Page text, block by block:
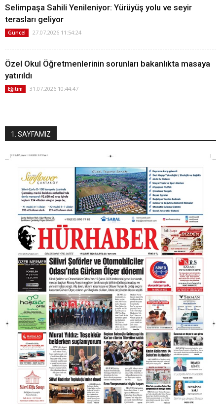
Selimpaşa Sahili Yenileniyor: Yürüyüş yolu ve seyir
terasları geliyor
Güncel 27.07.2026 11:54:24
Özel Okul Öğretmenlerinin sorunları bakanlıkta masaya
yatırıldı
Eğitim 31.07.2026 10:44:47
1. SAYFAMIZ